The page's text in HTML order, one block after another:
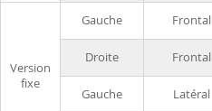
Version
fixe
Gauche Frontal
Droite Frontal
Gauche Latéral